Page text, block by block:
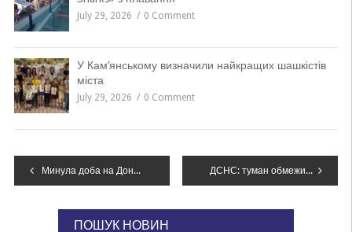
July 29, 2026 0 Comment
У Кам’янському визначили найкращих шашкістів
міста
July 29, 2026 0 Comment
Навігація
Минула доба на Донбасі: 8 обстрілів, 1 військовий загинув, один – поранений ДСНС: туман обмежив видимість в Україні
ПОШУК НОВИН